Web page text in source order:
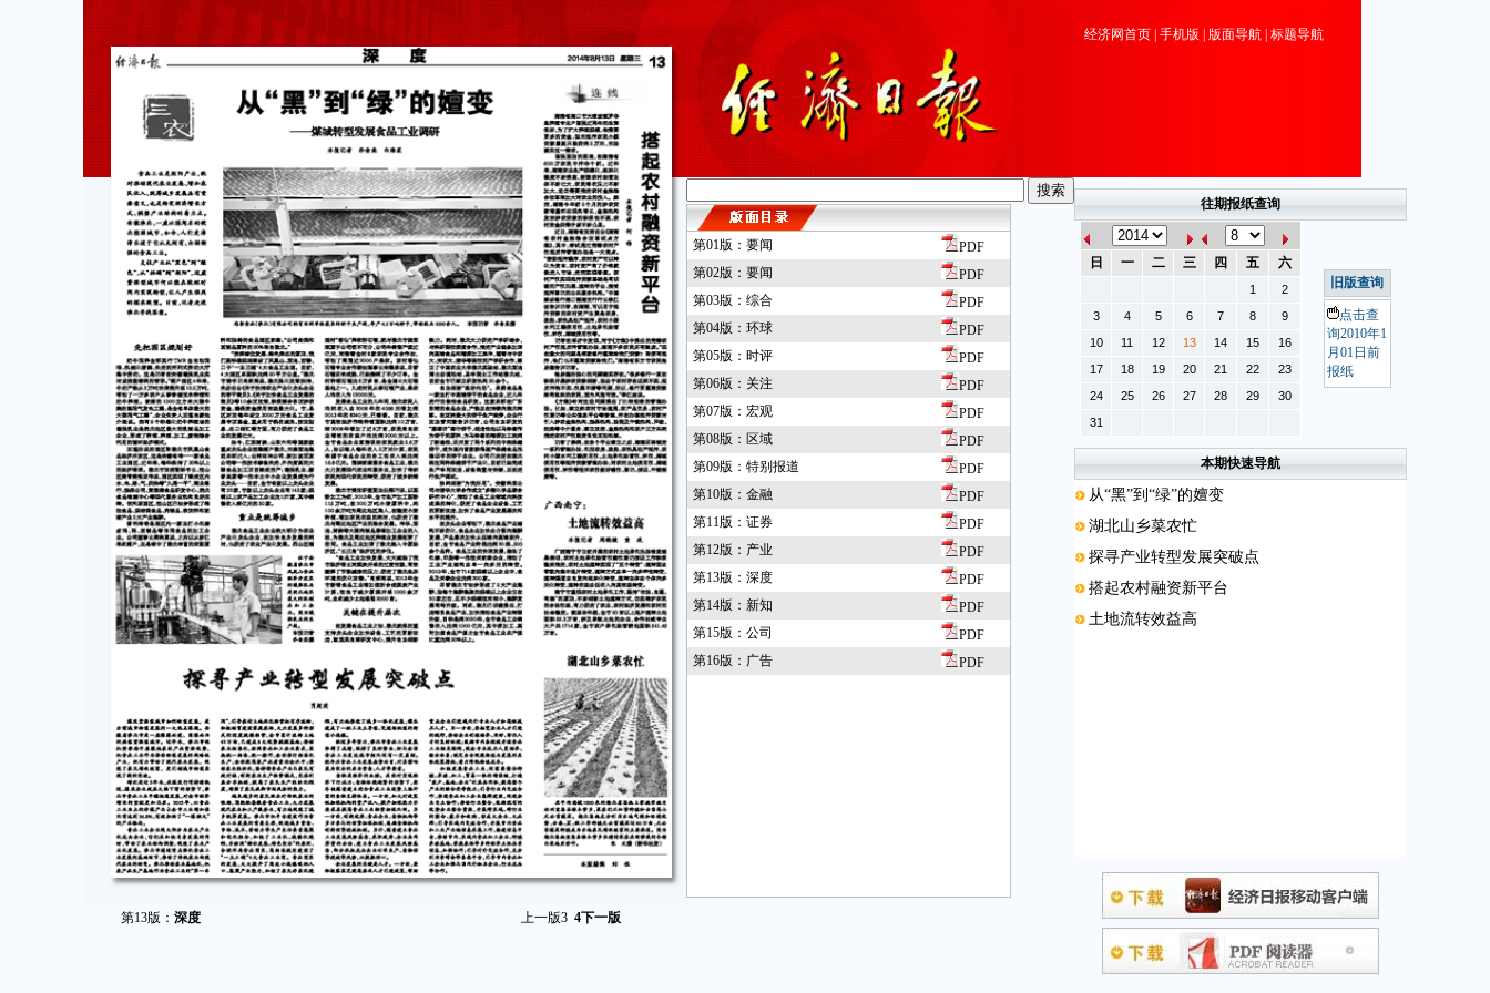
第13版： 深度 上一版3 4下一版
经济网首页 手机版 版面导航 标题导航
第01版：要闻
PDF
第02版：要闻
PDF
第03版：综合
PDF
第04版：环球
PDF
第05版：时评
PDF
第06版：关注
PDF
第07版：宏观
PDF
第08版：区域
PDF
第09版：特别报道
PDF
第10版：金融
PDF
第11版：证券
PDF
第12版：产业
PDF
第13版：深度
PDF
第14版：新知
PDF
第15版：公司
PDF
第16版：广告
PDF
往期报纸查询
日 一 二 三 四 五 六
1
2
3
4 5 6 7 8
9
10
11 12 13 14 15
16
17
18 19 20 21 22
23
24
25 26 27 28 29
30
31
旧版查询
点击查
询2010年1
月01日前
报纸
本期快速导航
从“黑”到“绿”的嬗变
湖北山乡菜农忙
探寻产业转型发展突破点
搭起农村融资新平台
土地流转效益高